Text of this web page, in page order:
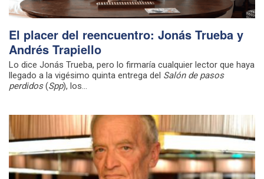
El placer del reencuentro: Jonás Trueba y
Andrés Trapiello
Lo dice Jonás Trueba, pero lo firmaría cualquier lector que haya
llegado a la vigésimo quinta entrega del Salón de pasos
perdidos(Spp), los...